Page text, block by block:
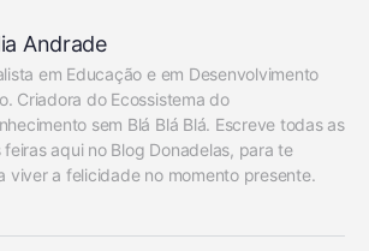
Andrade
em Educação e em Desenvolvimento
Criadora do Ecossistema do
sem Blá Blá Blá. Escreve todas as
feiras aqui no Blog Donadelas, para te
viver a felicidade no momento presente.